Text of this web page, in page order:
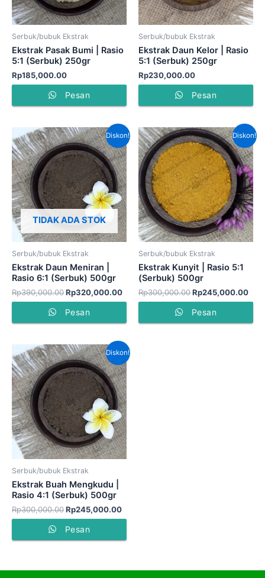
Serbuk/bubuk Ekstrak
Ekstrak Pasak Bumi | Rasio
5:1 (Serbuk) 250gr
Rp185,000.00
Pesan
Serbuk/bubuk Ekstrak
Ekstrak Daun Kelor | Rasio
5:1 (Serbuk) 250gr
Rp230,000.00
Pesan
Diskon!
TIDAK ADA STOK
Serbuk/bubuk Ekstrak
Ekstrak Daun Meniran |
Rasio 6:1 (Serbuk) 500gr
Rp390,000.00
Harga
aslinya
adalah:
Rp390,000.00.
Rp320,000.00
Harga
saat
ini
adalah:
Rp320,000.00.
Pesan
Diskon!
Serbuk/bubuk Ekstrak
Ekstrak Kunyit | Rasio 5:1
(Serbuk) 500gr
Rp300,000.00
Harga
aslinya
adalah:
Rp300,000.00.
Rp245,000.00
saat
ini
Pesan
Diskon!
Serbuk/bubuk Ekstrak
Ekstrak Buah Mengkudu |
Rasio 4:1 (Serbuk) 500gr
Rp300,000.00
Harga
aslinya
adalah:
Rp300,000.00.
Rp245,000.00
Harga
saat
ini
adalah:
Rp245,000.00.
Pesan